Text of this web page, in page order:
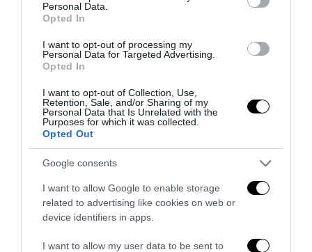
Personal Data.
Opted In
I want to opt-out of processing my
Personal Data for Targeted Advertising.
Opted In
I want to opt-out of Collection, Use,
Retention, Sale, and/or Sharing of my
Personal Data that Is Unrelated with the
Purposes for which it was collected.
Opted Out
Google consents
I want to allow Google to enable storage
related to advertising like cookies on web or
device identifiers in apps.
I want to allow my user data to be sent to
Inghilterra-Argentina, molto più di una partita
15 Luglio 2026